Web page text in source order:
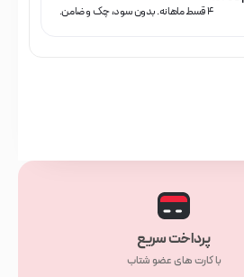
۴ قسط ماهانه. بدون سود، چک و ضامن.
پرداخت سریع
با کارت های عضو شتاب